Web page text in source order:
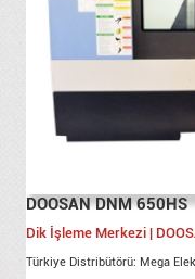
DOOSAN DNM 650HS
Dik İşleme Merkezi |
Türkiye Distribütörü: Mega